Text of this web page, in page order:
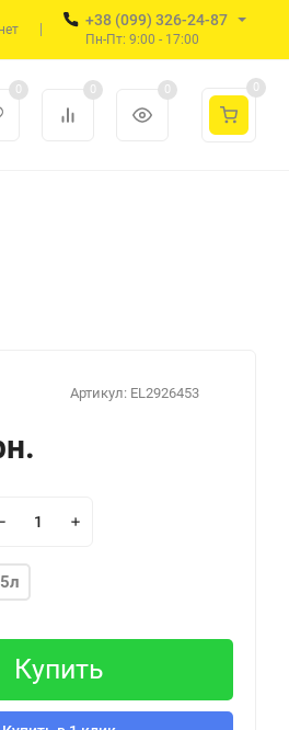
+38 (099) 326-24-87
Пн-Пт: 9:00 - 17:00
0 0 0 0
Артикул: EL2926453
5л
Купить